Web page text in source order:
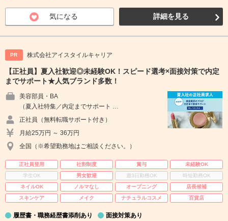
気になる 詳細を見る
PR 株式会社アイスタイルキャリア
【正社員】夏入社歓迎◎未経験OK！スピード選考×面接対策で内定
までサポート★人気ブランド多数！
美容部員・BA
（夏入社特集／内定までサポート …
正社員（無料転職サポート付き）
月給25万円 ～ 36万円
全国（※希望勤務地はご相談ください。）
正社員登用 社割制度 賞与
未経験OK
学生OK
男女歓迎 週3日勤務OK
時短勤務OK
ネイルOK
ノルマなし オープニング
店長候補
スキンケア
メイク ナチュラルコスメ 百貨店
履歴書・職務経歴書添削あり 面接対策あり